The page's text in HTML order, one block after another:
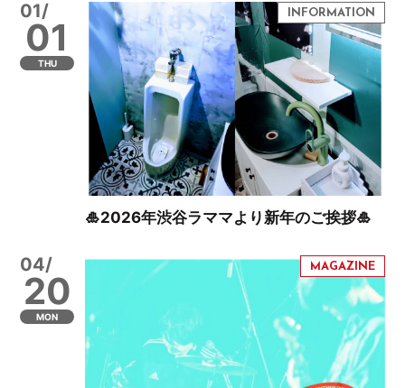
01/
01
THU
🎍2026年渋谷ラママより新年のご挨拶🎍
04/
20
MON